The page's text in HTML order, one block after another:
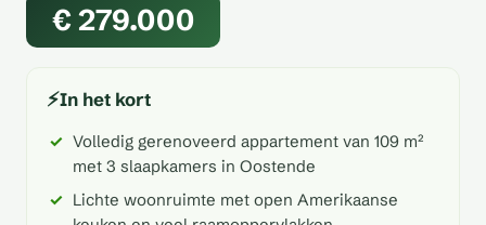
€ 279.000
⚡In het kort
Volledig gerenoveerd appartement van 109 m²
met 3 slaapkamers in Oostende
Lichte woonruimte met open Amerikaanse